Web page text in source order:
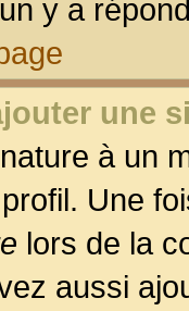
y a
une
à un
Une
lors de la
aussi